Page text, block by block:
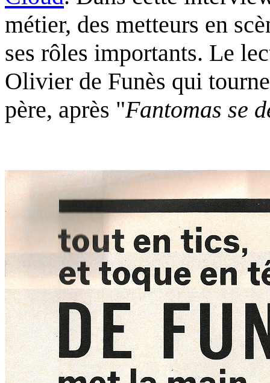
métier, des metteurs en
ses rôles importants. Le
Olivier de Funès qui
père, après "Fantomas se